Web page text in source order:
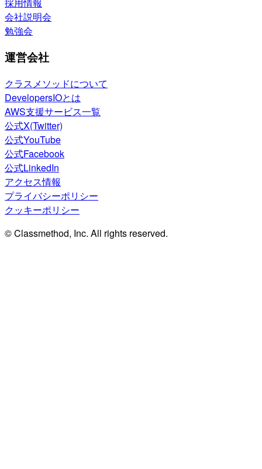
採用情報
会社説明会
勉強会
運営会社
クラスメソッドについて
DevelopersIOとは
AWS支援サービス一覧
公式X(Twitter)
公式YouTube
公式Facebook
公式LinkedIn
アクセス情報
プライバシーポリシー
クッキーポリシー
© Classmethod, Inc. All rights reserved.